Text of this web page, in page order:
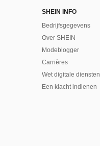
SHEIN INFO
Bedrijfsgegevens
Over SHEIN
Modeblogger
Carrières
Wet digitale diensten
Een klacht indienen